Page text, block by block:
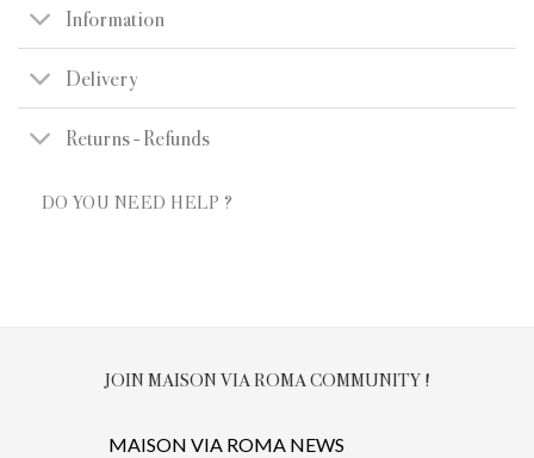
Information
Delivery
Returns - Refunds
DO YOU NEED HELP ?
JOIN MAISON VIA ROMA COMMUNITY !
MAISON VIA ROMA NEWS